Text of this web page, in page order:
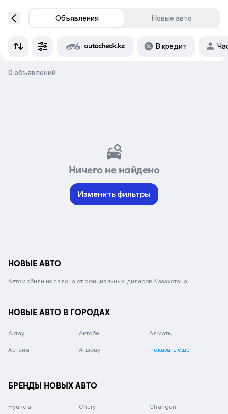
Объявления Новые авто
В кредит
0 объявлений
Ничего не найдено
Изменить фильтры
НОВЫЕ АВТО
Автомобили из салона от официальных дилеров Казахстана.
НОВЫЕ АВТО В ГОРОДАХ
Актау Актобе Алматы
Астана Атырау Показать еще
БРЕНДЫ НОВЫХ АВТО
Hyundai Chery Changan